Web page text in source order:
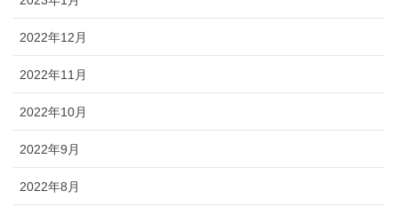
2022年12月
2022年11月
2022年10月
2022年9月
2022年8月